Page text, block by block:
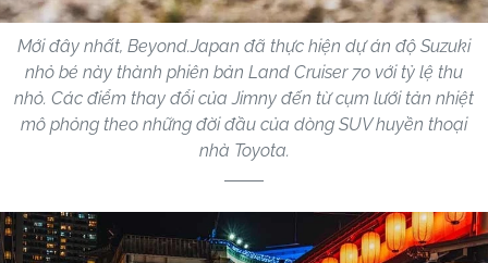
Mới đây nhất, Beyond.Japan đã thực hiện dự án độ Suzuki
nhỏ bé này thành phiên bản Land Cruiser 70 với tỷ lệ thu
nhỏ. Các điểm thay đổi của Jimny đến từ cụm lưới tản nhiệt
mô phỏng theo những đời đầu của dòng SUV huyền thoại
nhà Toyota.